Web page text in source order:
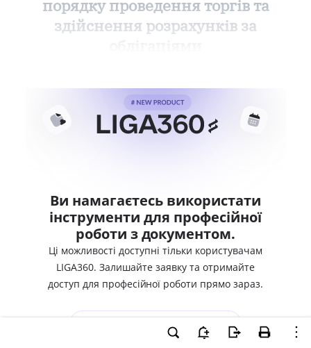
порядку проведення торгів та
здійснення розрахунків за
Ви намагаєтесь використати
інструменти для професійної
роботи з документом.
Ці можливості доступні тільки користувачам
LIGA360. Залишайте заявку та отримайте
доступ для професійної роботи прямо зараз.
ВХІД ДЛЯ КОРИСТУВАЧІВ LIGA360